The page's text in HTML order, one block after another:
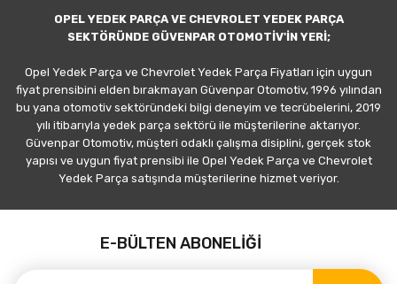
OPEL YEDEK PARÇA VE CHEVROLET YEDEK PARÇA
SEKTÖRÜNDE GÜVENPAR OTOMOTİV'İN YERİ;
Opel Yedek Parça ve Chevrolet Yedek Parça Fiyatları için uygun
fiyat prensibini elden bırakmayan Güvenpar Otomotiv, 1996 yılından
bu yana otomotiv sektöründeki bilgi deneyim ve tecrübelerini, 2019
yılı itibarıyla yedek parça sektörü ile müşterilerine aktarıyor.
Güvenpar Otomotiv, müşteri odaklı çalışma disiplini, gerçek stok
yapısı ve uygun fiyat prensibi ile Opel Yedek Parça ve Chevrolet
Yedek Parça satışında müşterilerine hizmet veriyor.
E-BÜLTEN ABONELİĞİ